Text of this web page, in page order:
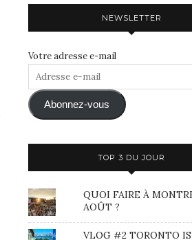
NEWSLETTER
Votre adresse e-mail
Adresse
mail Abonnez-vous
TOP 3 DU JOUR
QUOI FAIRE À
AOÛT ?
VLOG #2 TORONTO